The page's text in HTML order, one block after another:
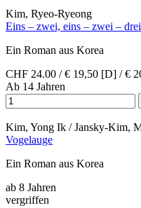
Kim, Ryeo-Ryeong
Eins – zwei, eins – zwei – drei
Ein Roman aus Korea
CHF 24.00 / € 19,50 [D] / €
Ab 14 Jahren
Kim, Yong Ik / Jansky-Kim,
Vogelauge
Ein Roman aus Korea
ab 8 Jahren
vergriffen